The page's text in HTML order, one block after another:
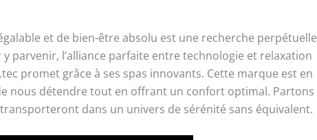
et de bien-être absolu est une recherche perpétuelle
parvenir, l’alliance parfaite entre technologie et relaxation
promet grâce à ses spas innovants. Cette marque est en
nous détendre tout en offrant un confort optimal. Partons
dans un univers de sérénité sans équivalent.